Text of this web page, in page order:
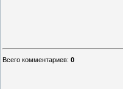
Всего комментариев: 0